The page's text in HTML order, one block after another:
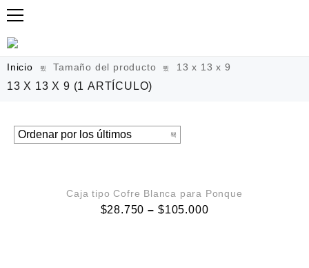
Inicio Tamaño del producto 13 x 13 x 9
13 X 13 X 9 (1 ARTÍCULO)
Caja tipo Cofre Blanca para Ponque
$28.750 – $105.000